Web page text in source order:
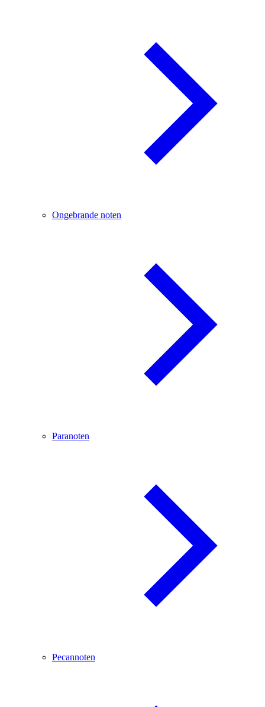
Ongebrande noten
Paranoten
Pecannoten